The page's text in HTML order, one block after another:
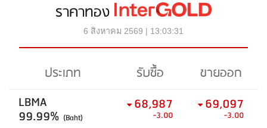
ราคาทอง
6 สิงหาคม 2569 | 13:03:31
ประเภท รับซื้อ
ขายออก
LBMA
99.99% (Baht)
68,987
-3.00
69,097
-3.00